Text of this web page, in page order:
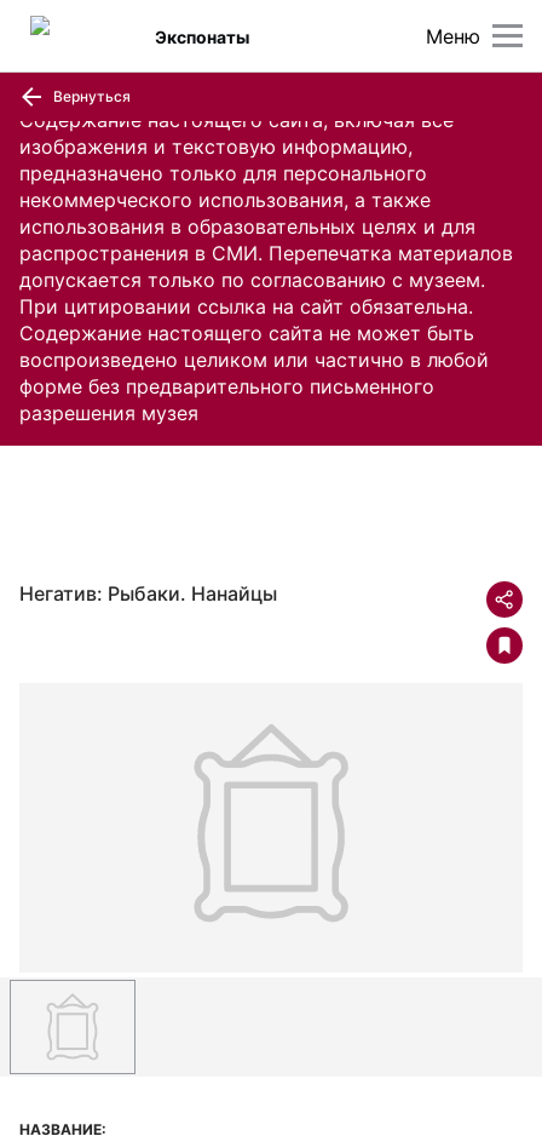
Содержание настоящего сайта, включая все
изображения и текстовую информацию,
предназначено только для персонального
некоммерческого использования, а также
использования в образовательных целях и для
распространения в СМИ. Перепечатка материалов
допускается только по согласованию с музеем.
При цитировании ссылка на сайт обязательна.
Содержание настоящего сайта не может быть
воспроизведено целиком или частично в любой
форме без предварительного письменного
разрешения музея
Меню
Экспонаты
Вернуться
Негатив: Рыбаки. Нанайцы
НАЗВАНИЕ: